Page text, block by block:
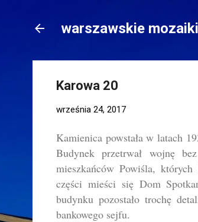
warszawskie mozaiki
Karowa 20
września 24, 2017
Kamienica powstała w latach
Budynek przetrwał wojnę
mieszkańców Powiśla,
części mieści się Dom
budynku pozostało trochę
bankowego sejfu.